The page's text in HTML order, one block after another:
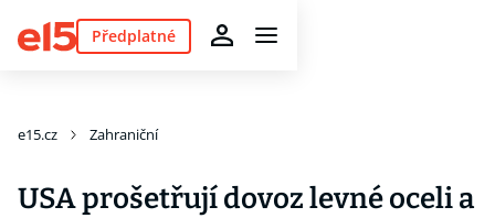
Předplatné
e15.cz Zahraniční
USA prošetřují dovoz levné oceli a